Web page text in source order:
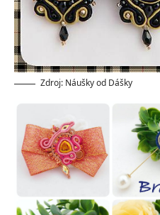
Zdroj: Náušky od Dášky